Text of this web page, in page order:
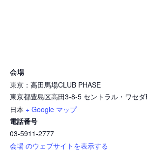
会場
東京：高田馬場CLUB PHASE
東京都豊島区高田3-8-5 セントラル・ワセ
日本 + Google マップ
電話番号
03-5911-2777
会場 のウェブサイトを表示する